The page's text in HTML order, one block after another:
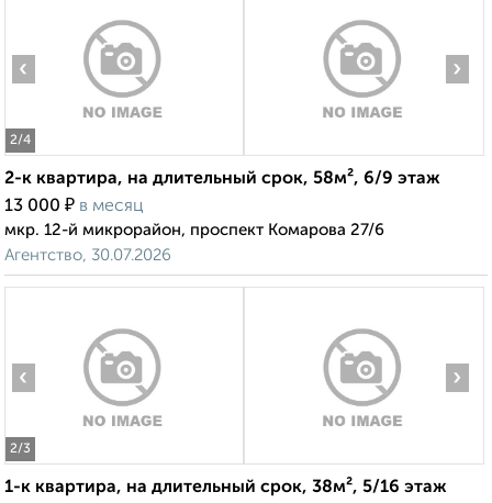
2/4
‹ ›
2-к квартира, на длительный срок, 58м², 6/9 этаж
13 000 ₽ в месяц
мкр. 12-й микрорайон, проспект Комарова 27/6
Агентство, 30.07.2026
2/3
‹ ›
1-к квартира, на длительный срок, 38м², 5/16 этаж